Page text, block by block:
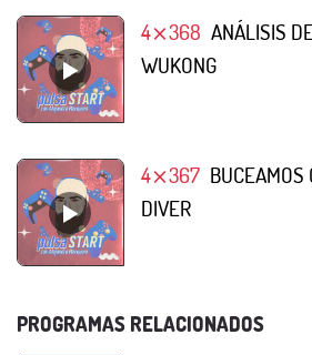
4⨯368 ANÁLISIS
WUKONG
4⨯367 BUCEAMOS
DIVER
PROGRAMAS RELACIONADOS